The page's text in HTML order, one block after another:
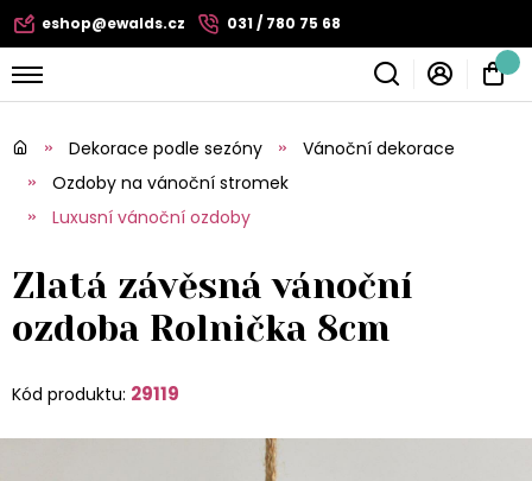
eshop@ewalds.cz 031 / 780 75 68
Dekorace podle sezóny
Vánoční dekorace
Ozdoby na vánoční stromek
Luxusní vánoční ozdoby
Zlatá závěsná vánoční
ozdoba Rolnička 8cm
Kód produktu: 29119